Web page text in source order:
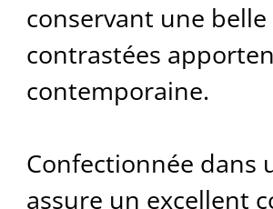
conservant une
contrastées
contemporaine.
Confectionnée dans
assure un excellent